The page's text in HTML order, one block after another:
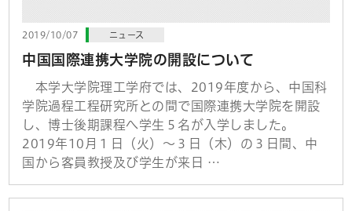
2019/10/07 ニュース
中国国際連携大学院の開設について
本学大学院理工学府では、2019年度から、中国科
学院過程工程研究所との間で国際連携大学院を開設
し、博士後期課程へ学生５名が入学しました。
2019年10月１日（火）～３日（木）の３日間、中
国から客員教授及び学生が来日 …